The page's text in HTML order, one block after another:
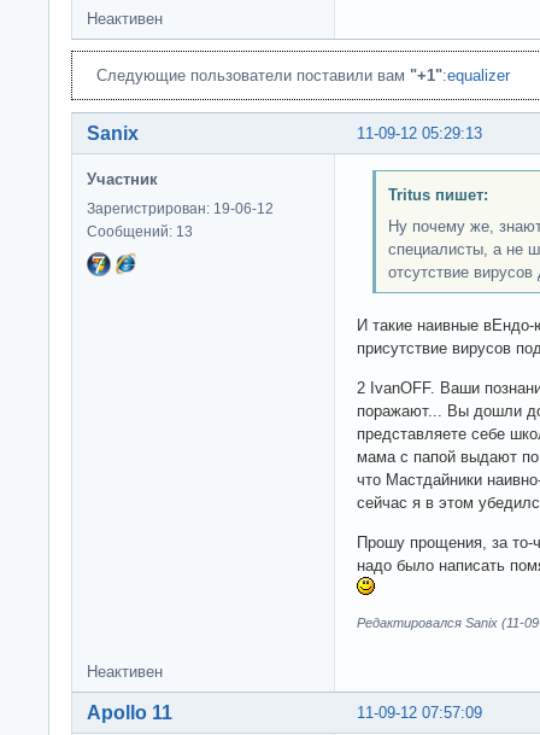
Неактивен
Следующие пользователи поставили вам "+1":equalizer
11-09-12 05:29:13
Sanix
Участник
Зарегистрирован: 19-06-12
Сообщений: 13
Tritus пишет:
Ну почему же,
специалисты, а не
отсутствие
И такие наивные
присутствие вирусов
2 IvanOFF. Ваши
поражают... Вы дошли
представляете себе
мама с папой выдают
что Мастдайники
сейчас я в этом
Прошу прощения, за
надо было написать
Редактировался Sanix (11-
Неактивен
11-09-12 07:57:09
Apollo 11